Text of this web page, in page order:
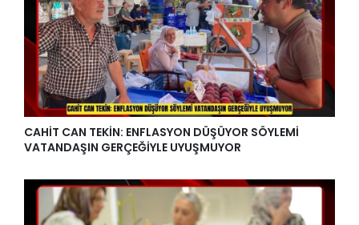
CAHİT CAN TEKİN: ENFLASYON DÜŞÜYOR SÖYLEMİ
VATANDAŞIN GERÇEĞİYLE UYUŞMUYOR